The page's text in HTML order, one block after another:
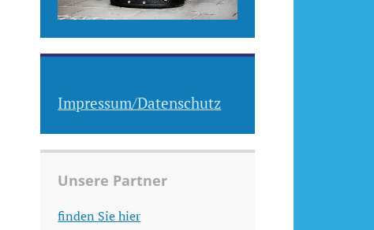
Impressum/Datenschutz
Unsere Partner
finden Sie hier